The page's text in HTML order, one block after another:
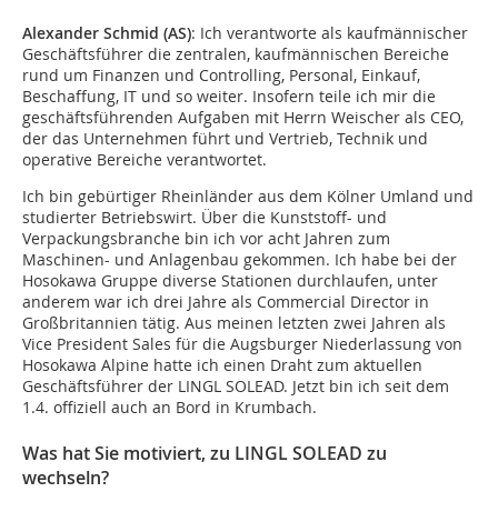
Alexander Schmid (AS): Ich verantworte als kaufmännischer
Geschäftsführer die zentralen, kaufmännischen Bereiche
rund um Finanzen und Controlling, Personal, Einkauf,
Beschaffung, IT und so weiter. Insofern teile ich mir die
geschäftsführenden Aufgaben mit Herrn Weischer als CEO,
der das Unternehmen führt und Vertrieb, Technik und
operative Bereiche verantwortet.
Ich bin gebürtiger Rheinländer aus dem Kölner Umland und
studierter Betriebswirt. Über die Kunststoff- und
Verpackungsbranche bin ich vor acht Jahren zum
Maschinen- und Anlagenbau gekommen. Ich habe bei der
Hosokawa Gruppe diverse Stationen durchlaufen, unter
anderem war ich drei Jahre als Commercial Director in
Großbritannien tätig. Aus meinen letzten zwei Jahren als
Vice President Sales für die Augsburger Niederlassung von
Hosokawa Alpine hatte ich einen Draht zum aktuellen
Geschäftsführer der LINGL SOLEAD. Jetzt bin ich seit dem
1.4. offiziell auch an Bord in Krumbach.
Was hat Sie motiviert, zu LINGL SOLEAD zu
wechseln?